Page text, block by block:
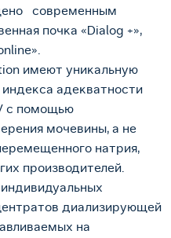
современным
почка «Dialog +»,
имеют уникальную
адекватности
с помощью
мочевины, а не
натрия,
производителей.
диализирующей
на